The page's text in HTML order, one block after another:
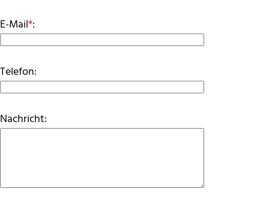
E-Mail*:
Telefon:
Nachricht: